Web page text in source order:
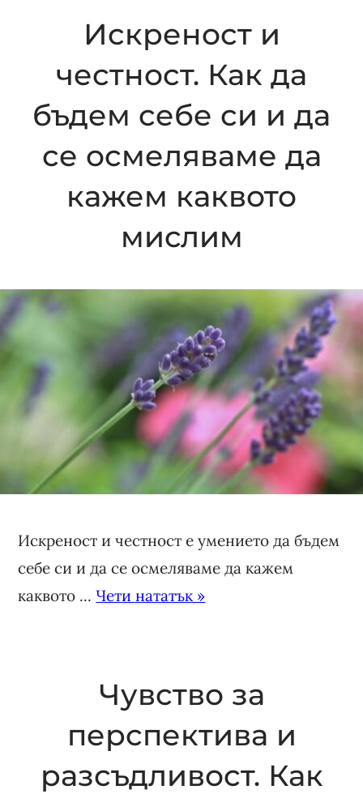
Искреност и
честност. Как да
бъдем себе си и да
се осмеляваме да
кажем каквото
мислим
Искреност и честност е умението да бъдем
себе си и да се осмеляваме да кажем
каквото ...Чети нататък »
Чувство за
перспектива и
разсъдливост. Как